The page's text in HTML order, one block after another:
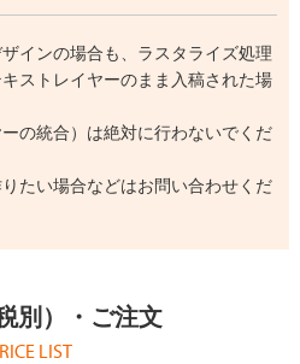
インの場合も、ラスタライズ処理
ストレイヤーのまま入稿された場
の統合）は絶対に行わないでくだ
たい場合などはお問い合わせくだ
別）・ご注文
LIST